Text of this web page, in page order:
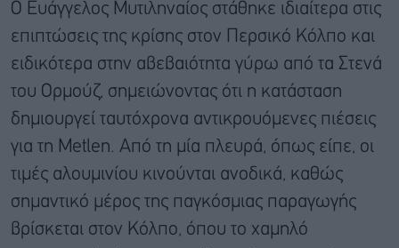
Ο Ευάγγελος Μυτιληναίος στάθηκε ιδιαίτερα στις
επιπτώσεις της κρίσης στον Περσικό Κόλπο και
ειδικότερα στην αβεβαιότητα γύρω από τα Στενά
του Ορμούζ, σημειώνοντας ότι η κατάσταση
δημιουργεί ταυτόχρονα αντικρουόμενες πιέσεις
για τη Metlen. Από τη μία πλευρά, όπως είπε, οι
τιμές αλουμινίου κινούνται ανοδικά, καθώς
σημαντικό μέρος της παγκόσμιας παραγωγής
βρίσκεται στον Κόλπο, όπου το χαμηλό